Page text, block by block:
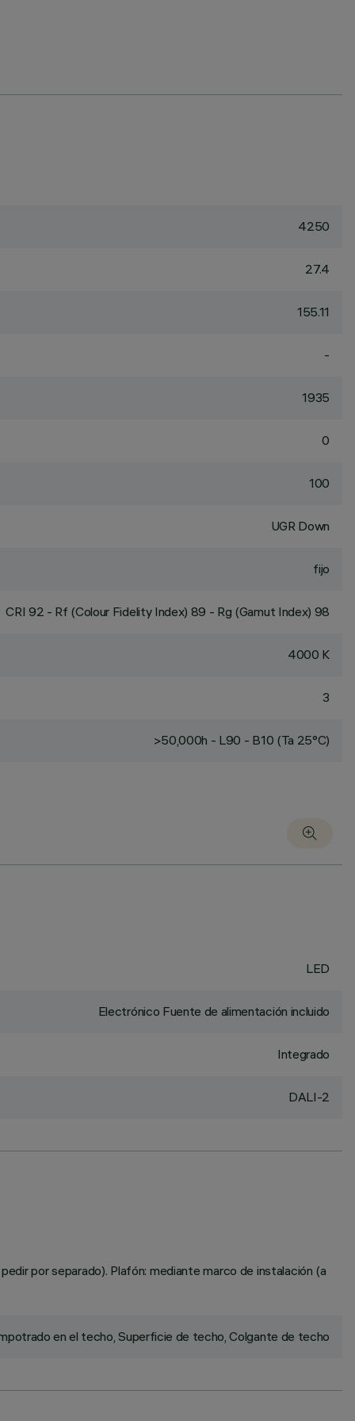
4250
27.4
155.11
-
1935
0
100
UGR Down
fijo
CRI 92 - Rf (Colour Fidelity Index) 89 - Rg (Gamut Index) 98
4000 K
3
>50,000h - L90 - B10 (Ta 25°C)
LED
Electrónico Fuente de alimentación incluido
Integrado
DALI-2
por separado). Plafón: mediante marco de instalación (a
en el techo, Superficie de techo, Colgante de techo